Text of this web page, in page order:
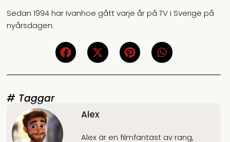
Sedan 1994 har Ivanhoe gått varje år på TV i Sverige på
nyårsdagen.
# Taggar
Alex
Alex är en filmfantast av rang,